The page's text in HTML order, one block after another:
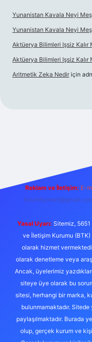
Yunanistan Kavala Neyi
Yunanistan Kavala Neyi
Aktüerya Bilimleri Işsiz Kalır
Aktüerya Bilimleri Işsiz Kalır
Aritmetik Zeka Nedir için
Reklam ve İletişim: E-
Yasal Uyarı: Sitemiz, 5651
ve İletişim Kurumu (BTK)
olarak hizmet
olarak denetleme veya
Ancak, üyelerimiz
siteye üye olarak bu
sitesi, herhangi bir marka,
bulunmamaktadır. Sitede
paylaşılmaktadır. Burada
olup, gerçek kurum ve